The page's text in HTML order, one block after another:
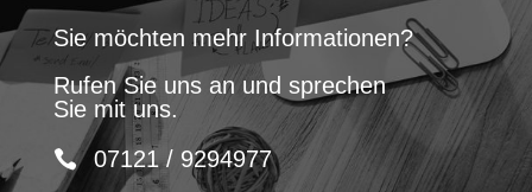
Sie möchten mehr Informationen?
Rufen Sie uns an und sprechen
Sie mit uns.
07121 / 9294977